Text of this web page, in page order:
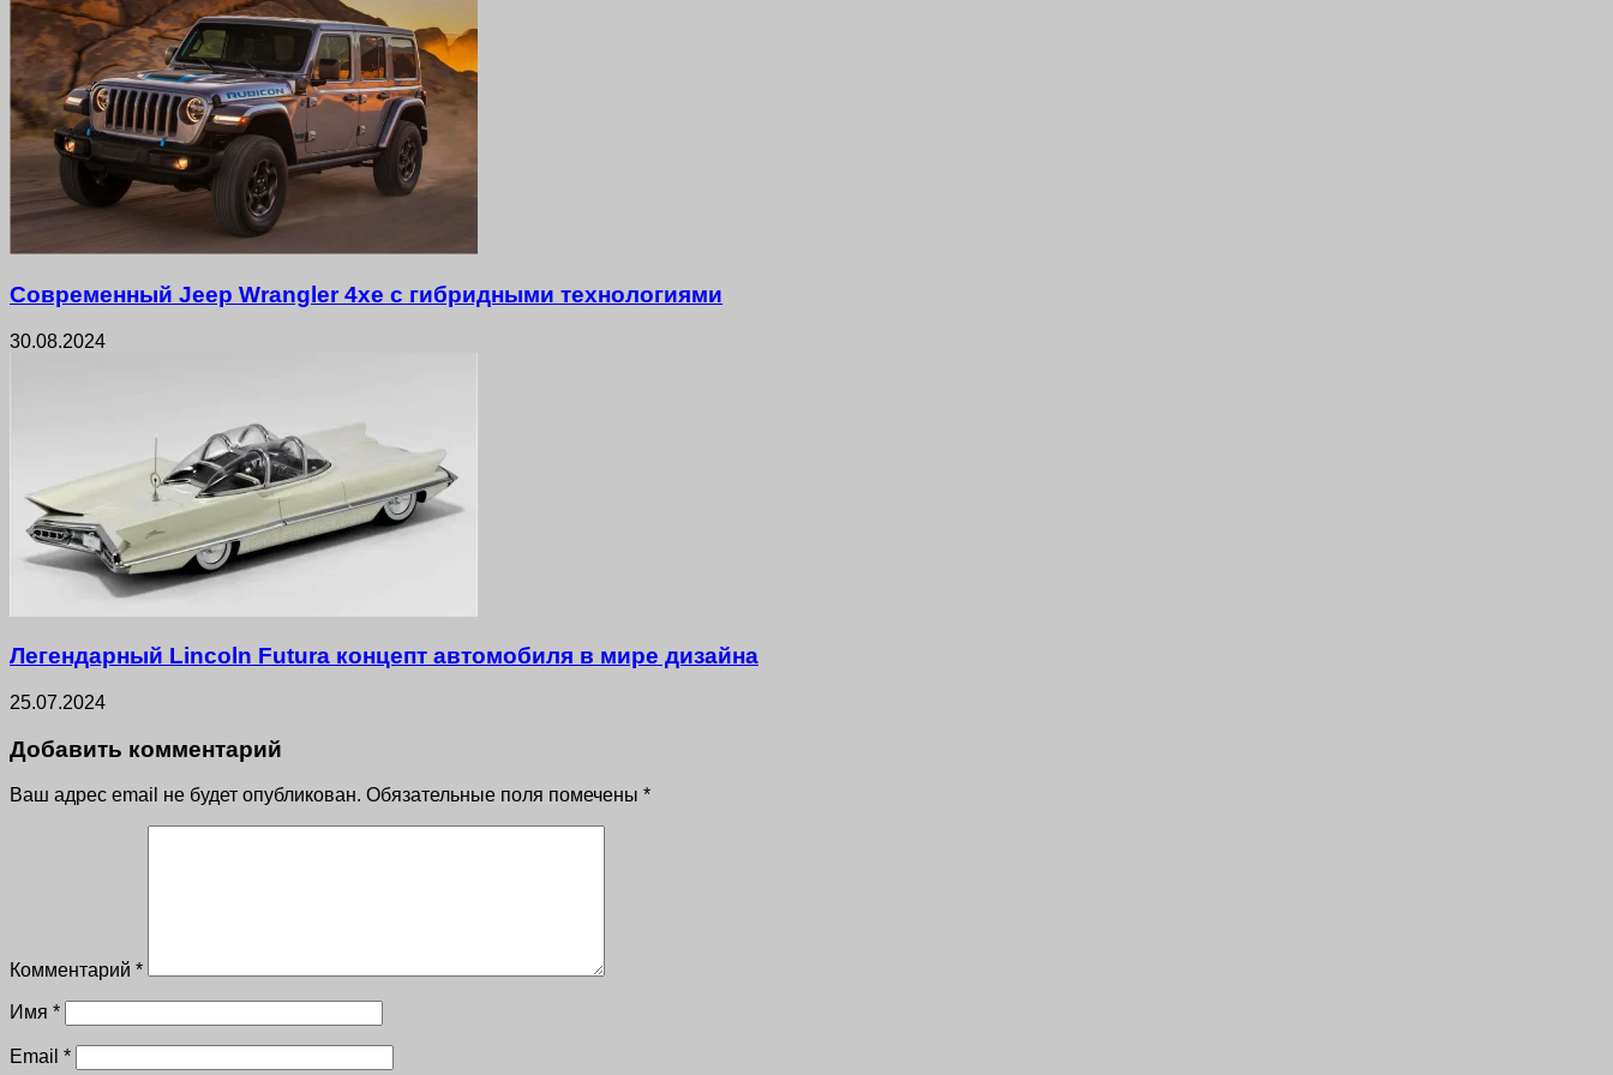
Современный Jeep Wrangler 4xe с гибридными технологиями
30.08.2024
Легендарный Lincoln Futura концепт автомобиля в мире дизайна
25.07.2024
Добавить комментарий
Ваш адрес email не будет опубликован. Обязательные поля помечены *
Комментарий *
Имя *
Email *